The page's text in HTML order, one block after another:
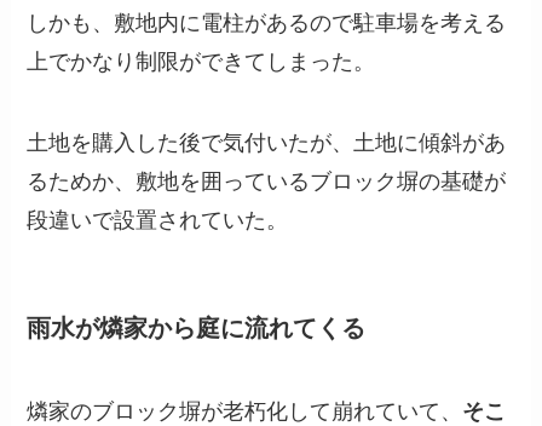
しかも、敷地内に電柱があるので駐車場を考える
上でかなり制限ができてしまった。
土地を購入した後で気付いたが、土地に傾斜があ
るためか、敷地を囲っているブロック塀の基礎が
段違いで設置されていた。
雨水が燐家から庭に流れてくる
燐家のブロック塀が老朽化して崩れていて、 そこ